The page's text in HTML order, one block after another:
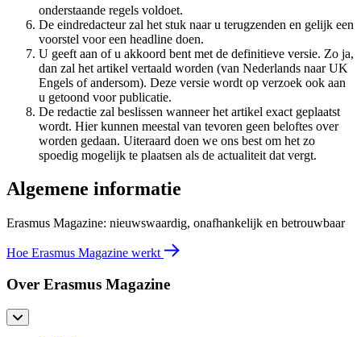
onderstaande regels voldoet.
De eindredacteur zal het stuk naar u terugzenden en gelijk een
voorstel voor een headline doen.
U geeft aan of u akkoord bent met de definitieve versie. Zo ja,
dan zal het artikel vertaald worden (van Nederlands naar UK
Engels of andersom). Deze versie wordt op verzoek ook aan
u getoond voor publicatie.
De redactie zal beslissen wanneer het artikel exact geplaatst
wordt. Hier kunnen meestal van tevoren geen beloftes over
worden gedaan. Uiteraard doen we ons best om het zo
spoedig mogelijk te plaatsen als de actualiteit dat vergt.
Algemene informatie
Erasmus Magazine: nieuwswaardig, onafhankelijk en betrouwbaar
Hoe Erasmus Magazine werkt
Over Erasmus Magazine